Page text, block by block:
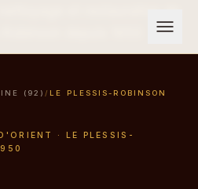
(92) / LE PLESSIS-ROBINSON
· LE PLESSIS-